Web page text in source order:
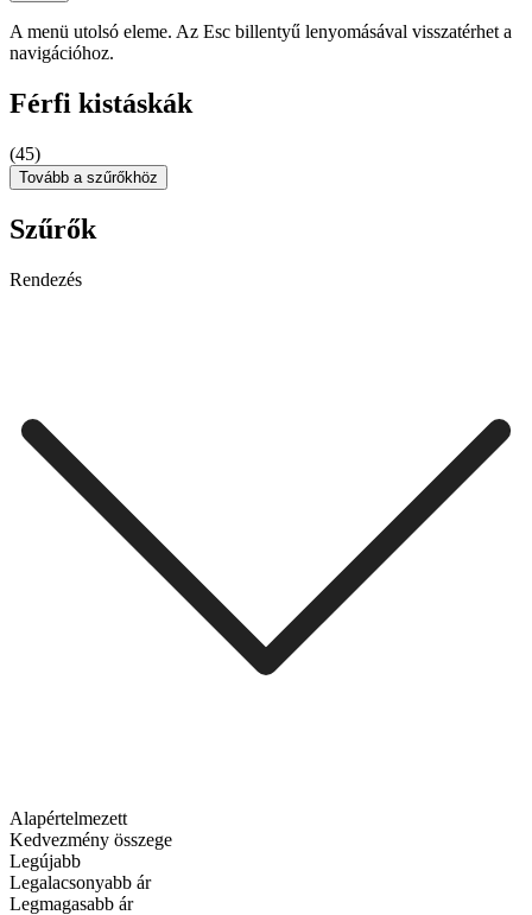
A menü utolsó eleme. Az Esc billentyű lenyomásával visszatérhet a
navigációhoz.
Férfi kistáskák
(45)
Tovább a szűrőkhöz
Szűrők
Rendezés
Alapértelmezett
Kedvezmény összege
Legújabb
Legalacsonyabb ár
Legmagasabb ár